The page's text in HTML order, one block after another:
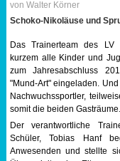
von Walter Körner
Schoko-Nikoläuse und
Das Trainerteam des LV
kurzem alle Kinder und
zum Jahresabschluss
"Mund-Art" eingeladen.
Nachwuchssportler,
somit die beiden Gasträume.
Der verantwortliche
Schüler, Tobias Hanf
Anwesenden und stellte
Triathlon
Schwimmen
Orientierungslauf
Nachwuchsförderung
Übungs- Gruppenleiter
SEPA Info
Bankverbindung